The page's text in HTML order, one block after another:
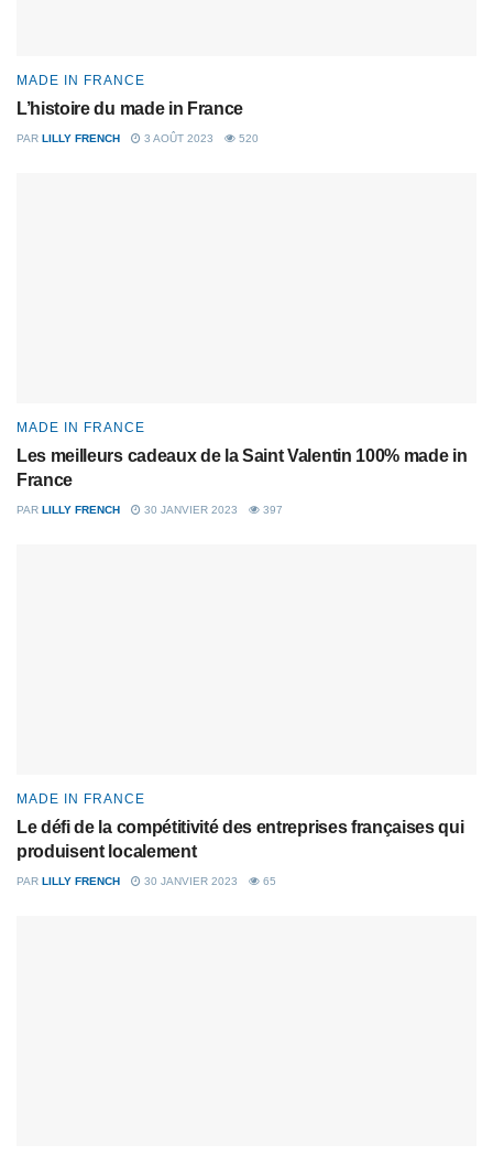
MADE IN FRANCE
L’histoire du made in France
PAR LILLY FRENCH 3 AOÛT 2023 520
MADE IN FRANCE
Les meilleurs cadeaux de la Saint Valentin 100% made in
France
PAR LILLY FRENCH 30 JANVIER 2023 397
MADE IN FRANCE
Le défi de la compétitivité des entreprises françaises qui
produisent localement
PAR LILLY FRENCH 30 JANVIER 2023 65